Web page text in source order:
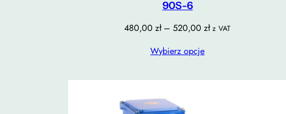
90S-6
480,00zł – 520,00złZakres
do
z VAT
Wybierz opcje